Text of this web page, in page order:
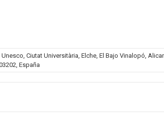
Ciutat Universitària, Elche, El Bajo Vinalopó,
España